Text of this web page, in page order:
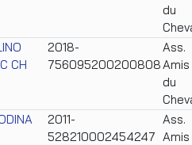
du
CH
2018-
756095200200808
Ass.
Amis
du
2011-
528210002454247
Ass.
Amis